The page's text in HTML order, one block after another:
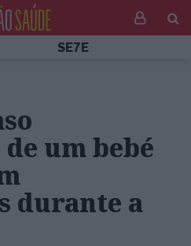
SE7E
um bebé
durante a